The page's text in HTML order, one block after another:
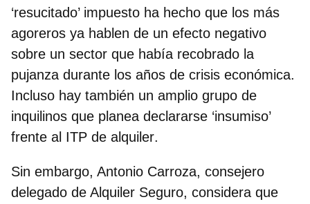
‘resucitado’ impuesto ha hecho que los más
agoreros ya hablen de un efecto negativo
sobre un sector que había recobrado la
pujanza durante los años de crisis económica.
Incluso hay también un amplio grupo de
inquilinos que planea declararse ‘insumiso’
frente al ITP de alquiler.
Sin embargo, Antonio Carroza, consejero
delegado de Alquiler Seguro, considera que